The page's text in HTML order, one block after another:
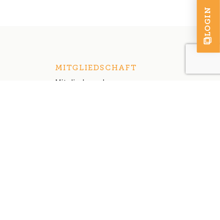
MITGLIEDSCHAFT
Mitglied werden
LOGIN